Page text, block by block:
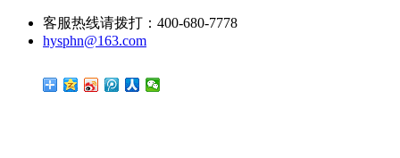
客服热线请拨打：400-680-7778
hysphn@163.com